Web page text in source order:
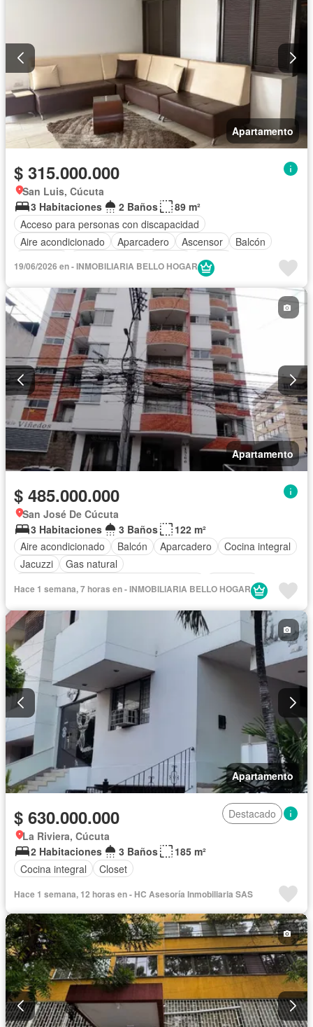
Apartamento
$ 315.000.000
San Luis, Cúcuta
3 Habitaciones
2 Baños
89 m²
Acceso para personas con discapacidad
Aire acondicionado
Aparcadero Ascensor
Balcón
Sauna
19/06/2026 en - INMOBILIARIA BELLO HOGAR
Apartamento
$ 485.000.000
San José De Cúcuta
3 Habitaciones
3 Baños
122 m²
Aire acondicionado
Balcón Aparcadero
Cocina integral
Jacuzzi
Gas natural
Hace 1 semana, 7 horas en - INMOBILIARIA BELLO HOGAR
Apartamento
$ 630.000.000
Destacado
La Riviera, Cúcuta
2 Habitaciones
3 Baños
185 m²
Cocina integral
Closet
Hace 1 semana, 12 horas en - HC Asesoría Inmobiliaria SAS